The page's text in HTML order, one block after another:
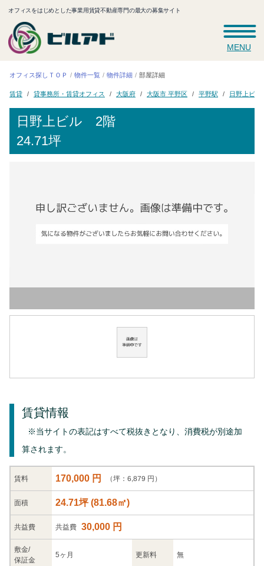
オフィスをはじめとした事業用賃貸不動産専門の最大の募集サイト
MENU
オフィス探しＴＯＰ 物件一覧 物件詳細 部屋詳細
賃貸 貸事務所・賃貸オフィス 大阪府 大阪市 平野区 平野駅 日野上ビル
日野上ビル 2階
24.71坪
賃貸情報
※当サイトの表記はすべて税抜きとなり、消費税が別途加
算されます。
賃料 170,000 円 （坪：6,879 円）
面積 24.71坪(81.68㎡)
共益費 共益費 30,000 円
敷金/
保証金
5ヶ月 更新料 無